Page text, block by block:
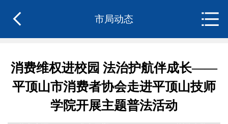
市局动态
消费维权进校园 法治护航伴成长——
平顶山市消费者协会走进平顶山技师
学院开展主题普法活动